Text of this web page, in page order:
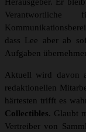
Herausgeber. Er
dass Lee aber ab
Aufgaben
Aktuell wird davon
redaktionellen
härtesten trifft es
Collectibles. Glaubt
Vertreiber von